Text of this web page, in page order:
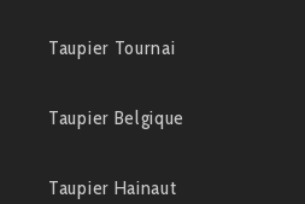
Taupier Tournai
Taupier Belgique
Taupier Hainaut